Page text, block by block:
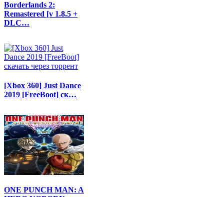
Borderlands 2:
Remastered [v 1.8.5 +
DLC…
[Xbox 360] Just Dance
2019 [FreeBoot] ск…
ONE PUNCH MAN: A